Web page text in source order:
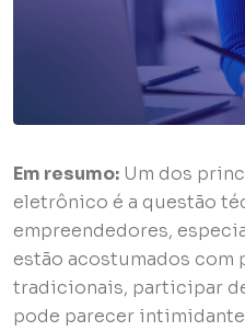
Em resumo: Um dos
eletrônico é a questão
empreendedores,
estão acostumados com
tradicionais, participar
pode parecer